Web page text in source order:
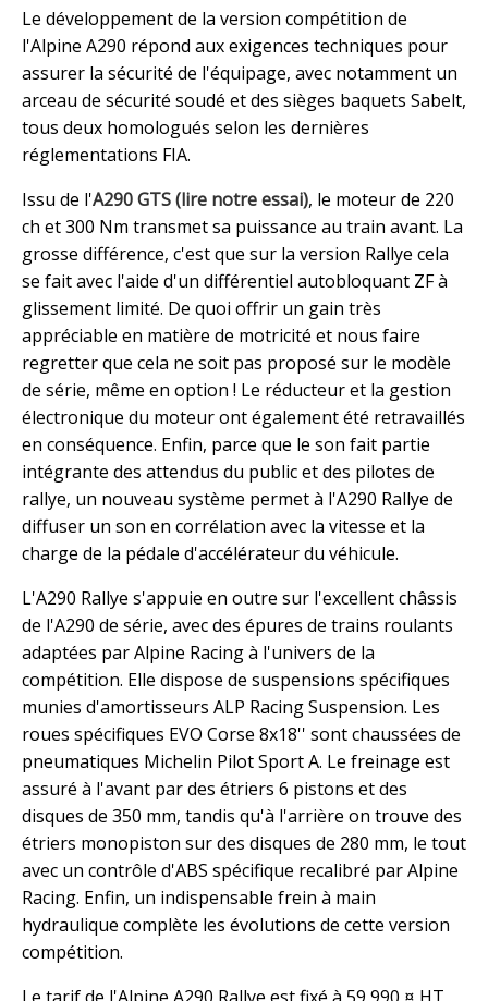
Le développement de la version compétition de
l'Alpine A290 répond aux exigences techniques pour
assurer la sécurité de l'équipage, avec notamment un
arceau de sécurité soudé et des sièges baquets Sabelt,
tous deux homologués selon les dernières
réglementations FIA.
Issu de l'A290 GTS (lire notre essai), le moteur de 220
ch et 300 Nm transmet sa puissance au train avant. La
grosse différence, c'est que sur la version Rallye cela
se fait avec l'aide d'un différentiel autobloquant ZF à
glissement limité. De quoi offrir un gain très
appréciable en matière de motricité et nous faire
regretter que cela ne soit pas proposé sur le modèle
de série, même en option ! Le réducteur et la gestion
électronique du moteur ont également été retravaillés
en conséquence. Enfin, parce que le son fait partie
intégrante des attendus du public et des pilotes de
rallye, un nouveau système permet à l'A290 Rallye de
diffuser un son en corrélation avec la vitesse et la
charge de la pédale d'accélérateur du véhicule.
L'A290 Rallye s'appuie en outre sur l'excellent châssis
de l'A290 de série, avec des épures de trains roulants
adaptées par Alpine Racing à l'univers de la
compétition. Elle dispose de suspensions spécifiques
munies d'amortisseurs ALP Racing Suspension. Les
roues spécifiques EVO Corse 8x18'' sont chaussées de
pneumatiques Michelin Pilot Sport A. Le freinage est
assuré à l'avant par des étriers 6 pistons et des
disques de 350 mm, tandis qu'à l'arrière on trouve des
étriers monopiston sur des disques de 280 mm, le tout
avec un contrôle d'ABS spécifique recalibré par Alpine
Racing. Enfin, un indispensable frein à main
hydraulique complète les évolutions de cette version
compétition.